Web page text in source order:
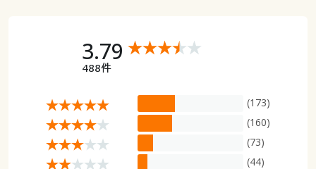
3.79
488件
(173)
(160)
(73)
(44)